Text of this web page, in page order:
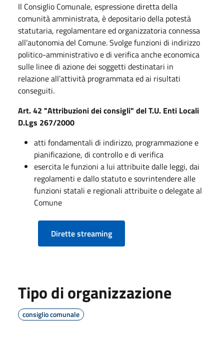
Il Consiglio Comunale, espressione diretta della
comunità amministrata, è depositario della potestà
statutaria, regolamentare ed organizzatoria connessa
all’autonomia del Comune. Svolge funzioni di indirizzo
politico-amministrativo e di verifica anche economica
sulle linee di azione dei soggetti destinatari in
relazione all’attività programmata ed ai risultati
conseguiti.
Art. 42 "Attribuzioni dei consigli" del T.U. Enti Locali
D.Lgs 267/2000
atti fondamentali di indirizzo, programmazione e
pianificazione, di controllo e di verifica
esercita le funzioni a lui attribuite dalle leggi, dai
regolamenti e dallo statuto e sovrintendere alle
funzioni statali e regionali attribuite o delegate al
Comune
Dirette streaming
Tipo di organizzazione
consiglio comunale